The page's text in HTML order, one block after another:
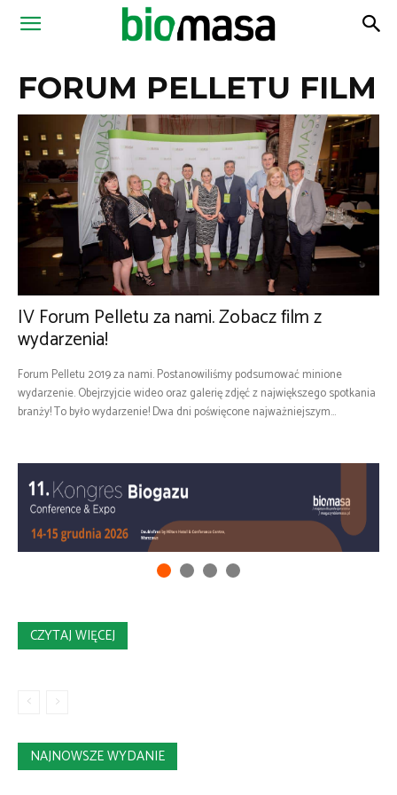
Magazyn
FORUM PELLETU FILM
IV Forum Pelletu za nami. Zobacz film z
wydarzenia!
Forum Pelletu 2019 za nami. Postanowiliśmy podsumować minione
wydarzenie. Obejrzyjcie wideo oraz galerię zdjęć z największego spotkania
branży! To było wydarzenie! Dwa dni poświęcone najważniejszym...
CZYTAJ WIĘCEJ
NAJNOWSZE WYDANIE